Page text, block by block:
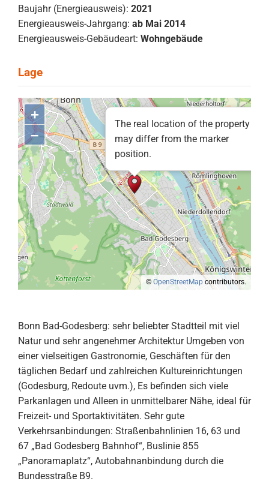
Baujahr (Energieausweis): 2021
Energieausweis-Jahrgang: ab Mai 2014
Energieausweis-Gebäudeart: Wohngebäude
The real location of the property
may differ from the marker
position.
+
–
© OpenStreetMap contributors.
Bonn Bad-Godesberg: sehr beliebter Stadtteil mit viel
Natur und sehr angenehmer Architektur Umgeben von
einer vielseitigen Gastronomie, Geschäften für den
täglichen Bedarf und zahlreichen Kultureinrichtungen
(Godesburg, Redoute uvm.), Es befinden sich viele
Parkanlagen und Alleen in unmittelbarer Nähe, ideal für
Freizeit- und Sportaktivitäten. Sehr gute
Verkehrsanbindungen: Straßenbahnlinien 16, 63 und
67 „Bad Godesberg Bahnhof“, Buslinie 855
„Panoramaplatz“, Autobahnanbindung durch die
Bundesstraße B9.